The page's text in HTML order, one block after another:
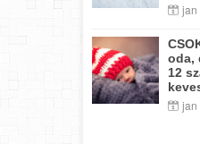
jan
oda,
12
jan